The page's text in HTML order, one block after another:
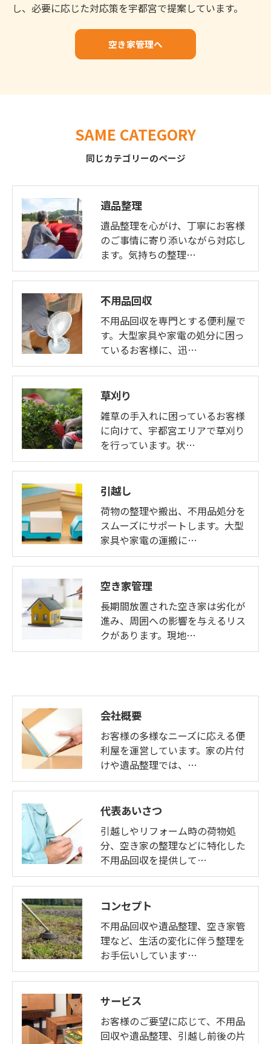
し、必要に応じた対応策を宇都宮で提案しています。
空き家管理へ
同じカテゴリーのページ
SAME CATEGORY
遺品整理
遺品整理を心がけ、丁寧にお客様
のご事情に寄り添いながら対応し
ます。気持ちの整理…
不用品回収
不用品回収を専門とする便利屋で
す。大型家具や家電の処分に困っ
ているお客様に、迅…
草刈り
雑草の手入れに困っているお客様
に向けて、宇都宮エリアで草刈り
を行っています。状…
引越し
荷物の整理や搬出、不用品処分を
スムーズにサポートします。大型
家具や家電の運搬に…
空き家管理
長期間放置された空き家は劣化が
進み、周囲への影響を与えるリス
クがあります。現地…
会社概要
お客様の多様なニーズに応える便
利屋を運営しています。家の片付
けや遺品整理では、…
代表あいさつ
引越しやリフォーム時の荷物処
分、空き家の整理などに特化した
不用品回収を提供して…
コンセプト
不用品回収や遺品整理、空き家管
理など、生活の変化に伴う整理を
お手伝いしています…
サービス
お客様のご要望に応じて、不用品
回収や遺品整理、引越し前後の片